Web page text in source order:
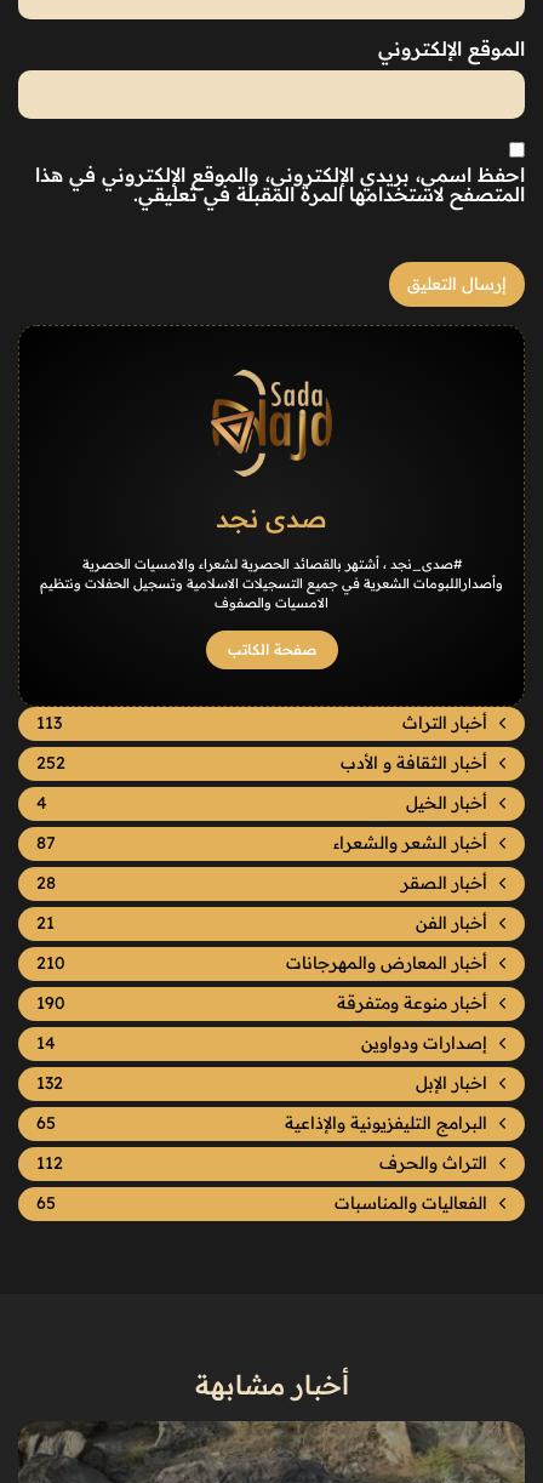
الموقع الإلكتروني
احفظ اسمي، بريدي الإلكتروني، والموقع الإلكتروني في هذا
المتصفح لاستخدامها المرة المقبلة في تعليقي.
صدى نجد
#صدى_نجد ، أشتهر بالقصائد الحصرية لشعراء والامسيات الحصرية
وأصداراللبومات الشعرية في جميع التسجيلات الاسلامية وتسجيل الحفلات ونتظيم
الامسيات والصفوف
صفحة الكاتب
أخبار التراث
113
أخبار الثقافة و الأدب
252
أخبار الخيل
4
أخبار الشعر والشعراء
87
أخبار الصقر
28
أخبار الفن
21
أخبار المعارض والمهرجانات
210
أخبار منوعة ومتفرقة
190
إصدارات ودواوين
14
اخبار الإبل
132
البرامج التليفزيونية والإذاعية
65
التراث والحرف
112
الفعاليات والمناسبات
65
أخبار مشابهة